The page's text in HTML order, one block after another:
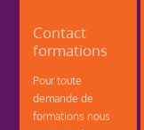
Contact
formations
Pour toute
demande de
formations nous